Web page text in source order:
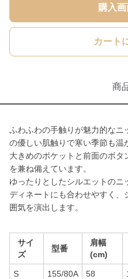
購入
カート
商
ふわふわの手触りが魅力的な
の優しい肌触りで寒い季節も温
大きめのポケットと前面のボタ
を兼ね備えています。
ゆったりとしたシルエットの
ディネートにも合わせやすく
囲気を演出します。
サイ
ズ
型番
肩幅
(cm)
S 155/80A 58